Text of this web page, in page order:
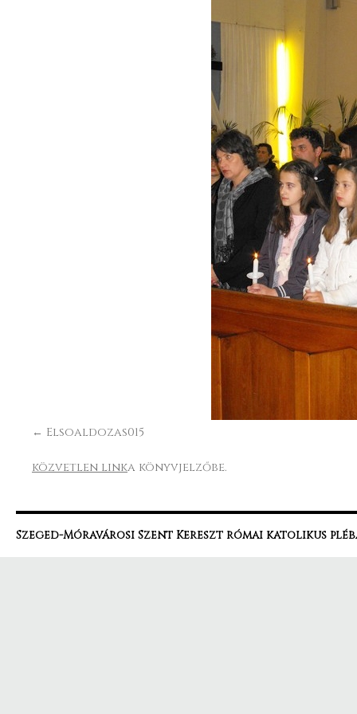
Elsoaldozas015
közvetlen linka könyvjelzőbe.
Szeged-Móravárosi Szent Kereszt római katolikus